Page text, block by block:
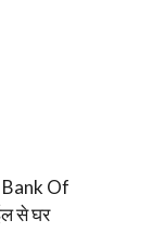
Bank Of
से घर